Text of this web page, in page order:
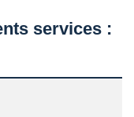
services :